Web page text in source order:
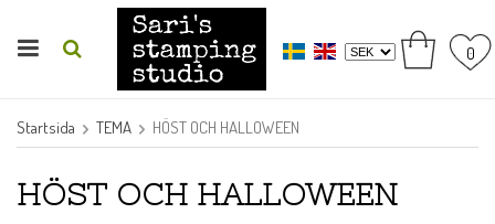
0
Startsida TEMA HÖST OCH HALLOWEEN
HÖST OCH HALLOWEEN